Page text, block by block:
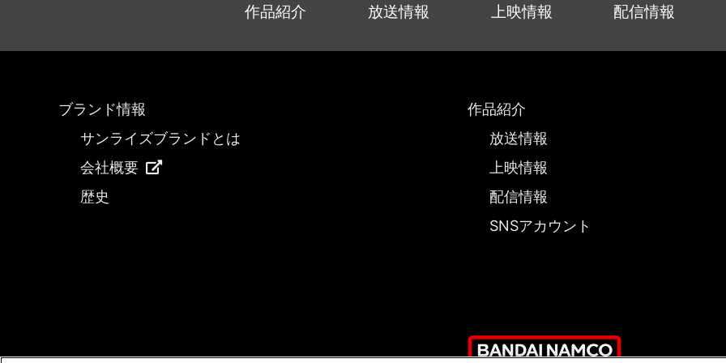
作品紹介 放送情報 上映情報 配信情報
ブランド情報
サンライズブランドとは
会社概要
歴史
作品紹介
放送情報
上映情報
配信情報
SNSアカウント